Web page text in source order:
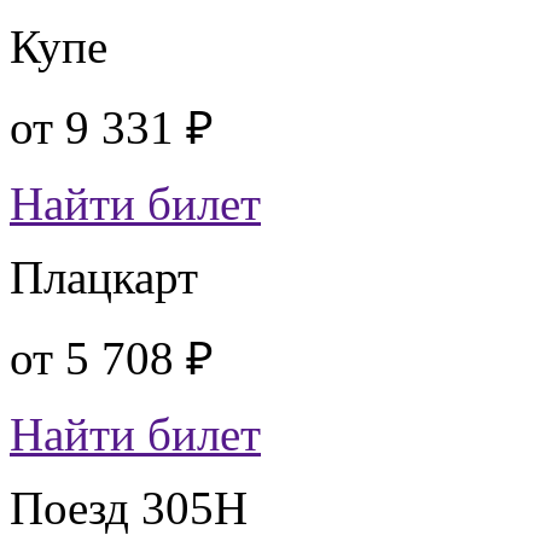
Купе
от 9 331 ₽
Найти билет
Плацкарт
от 5 708 ₽
Найти билет
Поезд 305Н